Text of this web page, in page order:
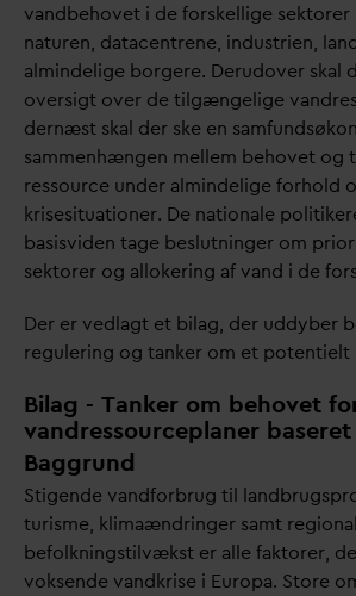
vandbehovet i de forskellige sektorer
naturen, datacentrene, industrien,
almindelige borgere. Derudover skal
oversigt over de tilgængelige v
dernæst skal der ske en
sammenhængen mellem behovet
ressource under almindelige forhold
krisesituationer. De nationale
basisviden tage beslutninger om
sektorer og allokering af vand i de
Der er vedlagt et bilag, der uddyber
regulering og tanker om et potentielt
Bilag - Tanker om behovet
vandressourceplaner
Baggrund
Stigende vandforbrug til
turisme, klimaændringer samt regional
befolkningstilvækst er alle faktorer,
voksende vandkrise i Europa. Store